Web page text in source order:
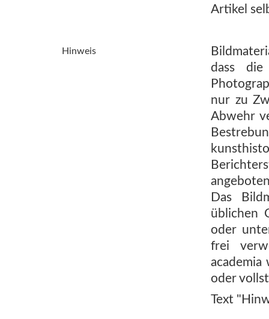
Artikel
Hinweis
dass die
nur zu
Abwehr
Das
üblichen
oder
frei
oder
Text